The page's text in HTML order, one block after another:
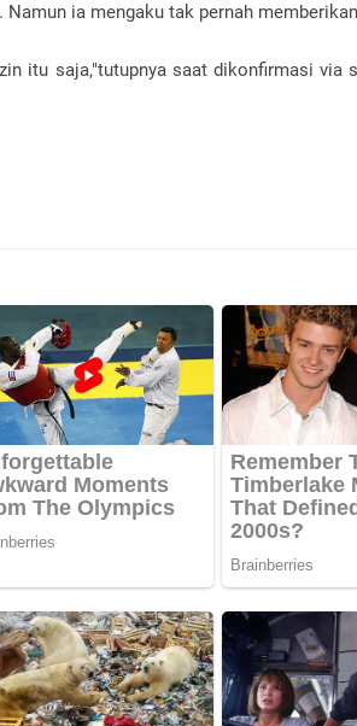
ia mengaku tak pernah
itu saja,"tutupnya saat dikonfirmasi via